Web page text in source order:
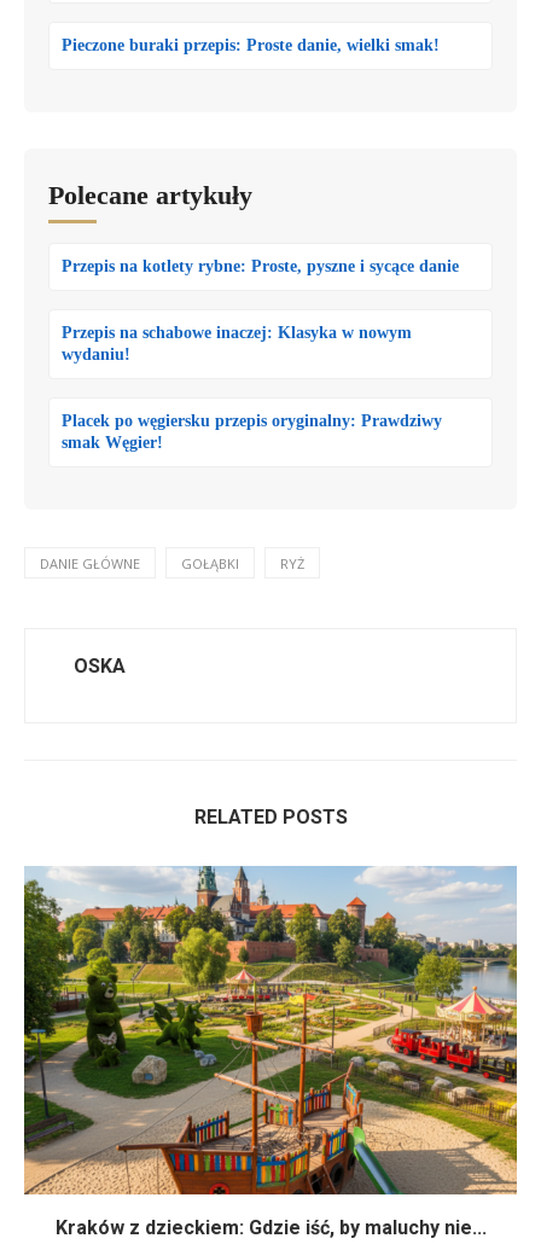
Pieczone buraki przepis: Proste danie, wielki smak!
Polecane artykuły
Przepis na kotlety rybne: Proste, pyszne i sycące danie
Przepis na schabowe inaczej: Klasyka w nowym
wydaniu!
Placek po węgiersku przepis oryginalny: Prawdziwy
smak Węgier!
DANIE GŁÓWNE GOŁĄBKI RYŻ
OSKA
RELATED POSTS
Kraków z dzieckiem: Gdzie iść, by maluchy nie...